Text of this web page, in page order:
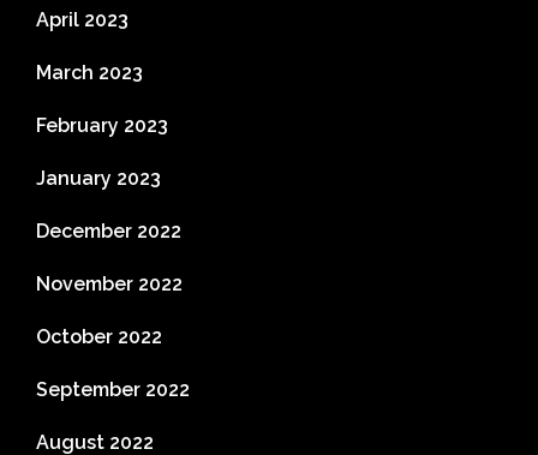
April 2023
March 2023
February 2023
January 2023
December 2022
November 2022
October 2022
September 2022
August 2022